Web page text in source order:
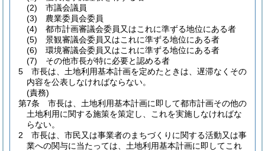
(2)
市議会議員
(3)
農業委員会委員
(4)
都市計画審議会委員又はこれに準ずる地位にある者
(5)
景観審議会委員又はこれに準ずる地位にある者
(6)
環境審議会委員又はこれに準ずる地位にある者
(7)
その他市長が特に必要と認める者
5
市長は、土地利用基本計画を定めたときは、遅滞なくその
内容を公表しなければならない。
(責務)
第7条
市長は、土地利用基本計画に即して都市計画その他の
土地利用に関する施策を策定し、これを実施しなければな
らない。
2
市長は、市民又は事業者のまちづくりに関する活動又は事
業への関与に当たっては、土地利用基本計画に即してこれ